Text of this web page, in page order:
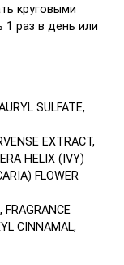
круговыми
раз в день или
SULFATE,
EXTRACT,
HELIX (IVY)
FLOWER
FRAGRANCE
CINNAMAL,